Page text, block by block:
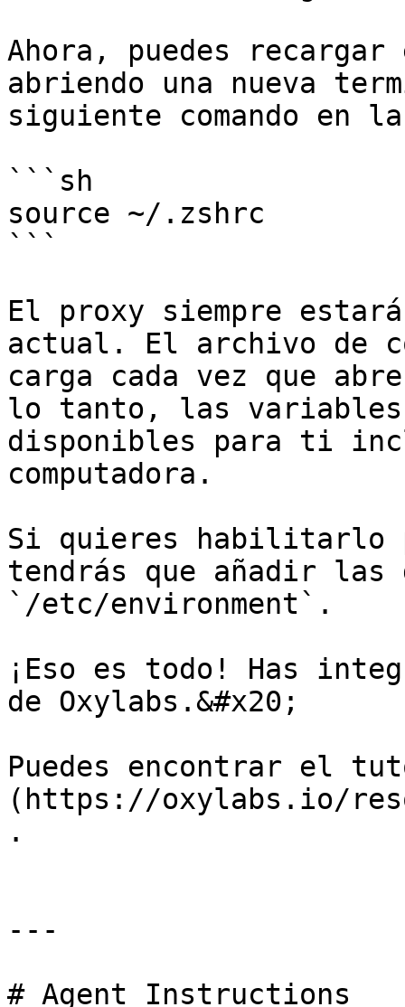
Ahora, puedes
abriendo una nueva
siguiente comando en
```sh
source ~/.zshrc
```
El proxy siempre
actual. El archivo de
carga cada vez que
lo tanto, las variables
disponibles para ti
computadora.
Si quieres habilitarlo
tendrás que añadir
`/etc/environment`.
¡Eso es todo! Has
de Oxylabs.&#x20;
Puedes encontrar el
(https://oxylabs.io/
.
---
# Agent Instructions